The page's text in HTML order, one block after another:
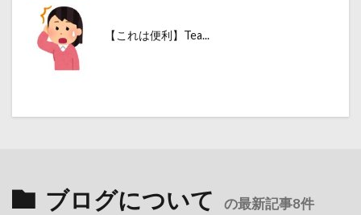
【これは便利】Tea...
ブログについて の最新記事8件